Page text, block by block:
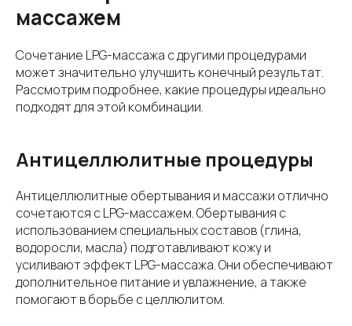
массажем
Сочетание LPG-массажа с другими процедурами
может значительно улучшить конечный результат.
Рассмотрим подробнее, какие процедуры идеально
подходят для этой комбинации.
Антицеллюлитные процедуры
Антицеллюлитные обертывания и массажи отлично
сочетаются с LPG-массажем. Обертывания с
использованием специальных составов (глина,
водоросли, масла) подготавливают кожу и
усиливают эффект LPG-массажа. Они обеспечивают
дополнительное питание и увлажнение, а также
помогают в борьбе с целлюлитом.